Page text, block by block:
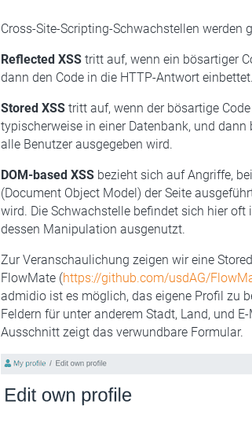
Cross-Site-Scripting-Schwachstellen werden
Reflected XSStritt auf, wenn ein bösartiger
dann den Code in die HTTP-Antwort einbettet.
Stored XSStritt auf, wenn der bösartige
typischerweise in einer Datenbank, und
alle Benutzer ausgegeben wird.
DOM-based XSSbezieht sich auf Angriffe,
(Document Object Model) der Seite
wird. Die Schwachstelle befindet sich hier
dessen Manipulation ausgenutzt.
Zur Veranschaulichung zeigen wir eine
FlowMate (https://github.com/usdAG/
admidio ist es möglich, das eigene Profil zu
Feldern für unter anderem Stadt, Land, und
Ausschnitt zeigt das verwundbare Formular.